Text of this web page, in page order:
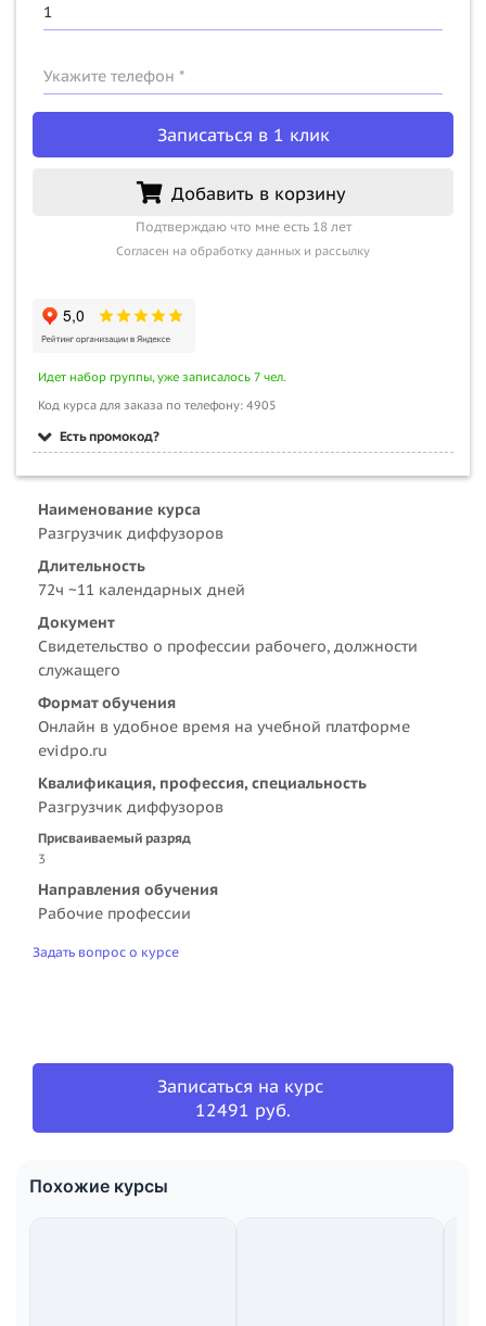
Укажите телефон *
Записаться в 1 клик
Добавить в корзину
Подтверждаю что мне есть 18 лет
Согласен на обработку данных и рассылку
Идет набор группы, уже записалось 7 чел.
Код курса для заказа по телефону: 4905
Есть промокод?
Наименование курса
Разгрузчик диффузоров
Длительность
72ч ~11 календарных дней
Документ
Свидетельство о профессии рабочего, должности
служащего
Формат обучения
Онлайн в удобное время на учебной платформе
evidpo.ru
Квалификация, профессия, специальность
Разгрузчик диффузоров
Присваиваемый разряд
3
Направления обучения
Рабочие профессии
Задать вопрос о курсе
Записаться на курс
12491 руб.
Похожие курсы